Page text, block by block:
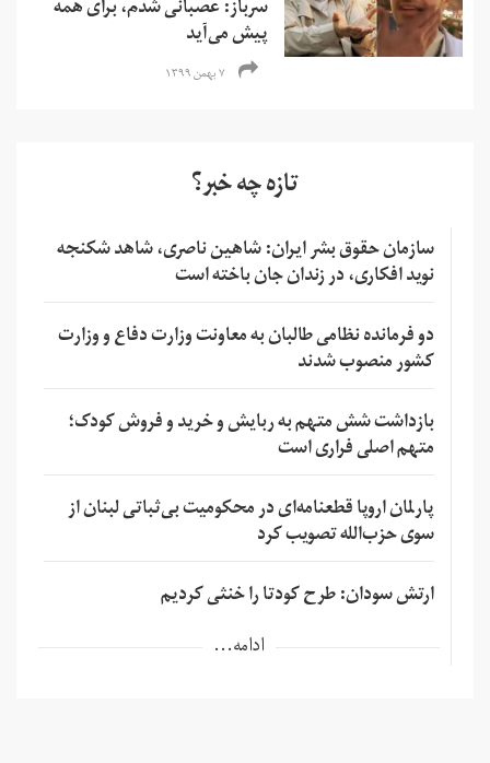
سرباز: عصبانی شدم، برای همه
پیش می‌آید
۷ بهمن ۱۳۹۹
تازه چه خبر؟
سازمان حقوق بشر ایران: شاهین ناصری، شاهد شکنجه
نوید افکاری، در زندان جان باخته است
دو فرمانده نظامی طالبان به معاونت وزارت دفاع و وزارت
کشور منصوب شدند
بازداشت شش متهم به ربایش و خرید و فروش کودک؛
متهم اصلی فراری است
پارلمان اروپا قطعنامه‌ای در محکومیت بی‌ثباتی لبنان از
سوی حزب‌الله تصویب کرد
ارتش سودان: طرح کودتا را خنثی کردیم
ادامه...